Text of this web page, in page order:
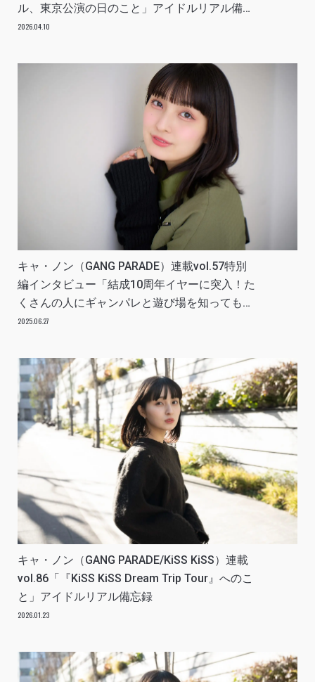
ル、東京公演の日のこと」アイドルリアル備忘
録
2026.04.10
キャ・ノン（GANG PARADE）連載vol.57特別
編インタビュー「結成10周年イヤーに突入！た
くさんの人にギャンパレと遊び場を知ってもら
いたい」アイドルリアル備忘録
2025.06.27
キャ・ノン（GANG PARADE/KiSS KiSS）連載
vol.86「『KiSS KiSS Dream Trip Tour』へのこ
と」アイドルリアル備忘録
2026.01.23